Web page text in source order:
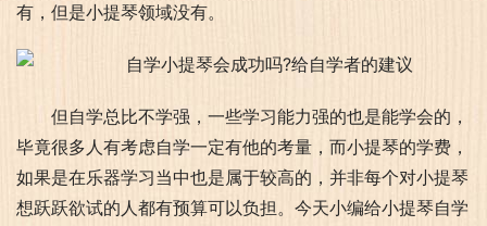
有，但是小提琴领域没有。
但自学总比不学强，一些学习能力强的也是能学会的，
毕竟很多人有考虑自学一定有他的考量，而小提琴的学费，
如果是在乐器学习当中也是属于较高的，并非每个对小提琴
想跃跃欲试的人都有预算可以负担。今天小编给小提琴自学